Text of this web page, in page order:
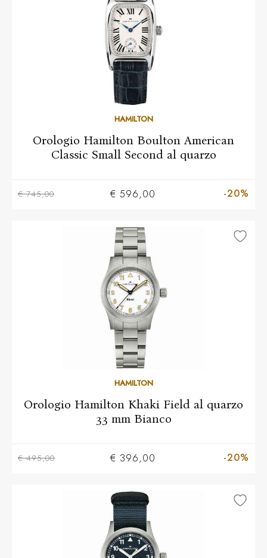
HAMILTON
Orologio Hamilton Boulton American
Classic Small Second al quarzo
€ 745,00 € 596,00 -20%
HAMILTON
Orologio Hamilton Khaki Field al quarzo
33 mm Bianco
€ 495,00 € 396,00 -20%